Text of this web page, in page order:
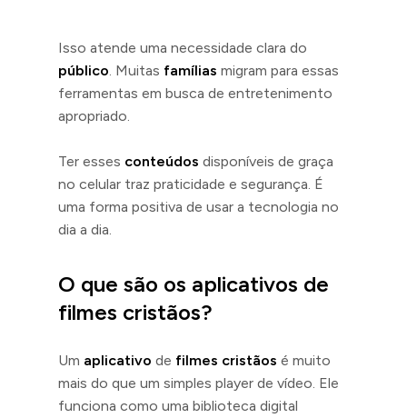
Isso atende uma necessidade clara do
público . Muitas famílias migram para essas
ferramentas em busca de entretenimento
apropriado.
Ter esses conteúdos disponíveis de graça
no celular traz praticidade e segurança. É
uma forma positiva de usar a tecnologia no
dia a dia.
O que são os aplicativos de
filmes cristãos?
Um aplicativo de filmes cristãos é muito
mais do que um simples player de vídeo. Ele
funciona como uma biblioteca digital